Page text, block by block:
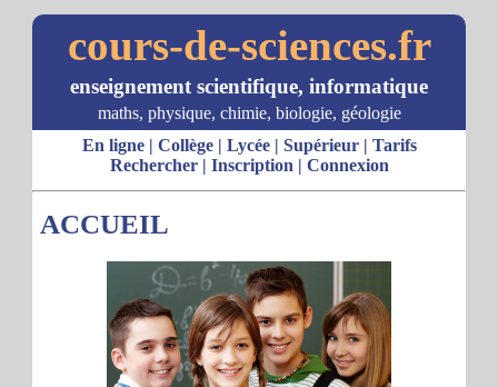
cours-de-sciences.fr
enseignement scientifique, informatique
maths, physique, chimie, biologie, géologie
En ligne| Collège| Lycée| Supérieur| Tarifs
Rechercher| Inscription | Connexion
ACCUEIL